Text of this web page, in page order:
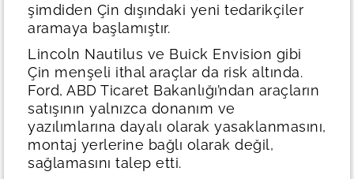
şimdiden Çin dışındaki yeni tedarikçiler
aramaya başlamıştır.
Lincoln Nautilus ve Buick Envision gibi
Çin menşeli ithal araçlar da risk altında.
Ford, ABD Ticaret Bakanlığı’ndan araçların
satışının yalnızca donanım ve
yazılımlarına dayalı olarak yasaklanmasını,
montaj yerlerine bağlı olarak değil,
sağlamasını talep etti.